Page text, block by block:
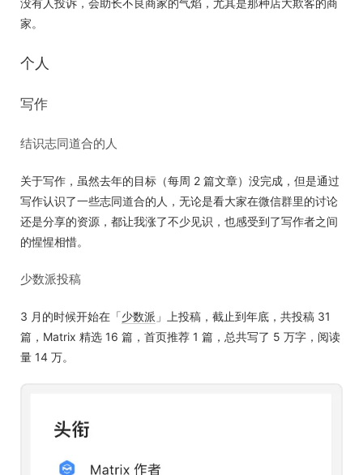
家。
个人
写作
结识志同道合的人
关于写作，虽然去年的目标（每周 2 篇文章）没完成，但是通过
写作认识了一些志同道合的人，无论是看大家在微信群里的讨论
还是分享的资源，都让我涨了不少见识，也感受到了写作者之间
的惺惺相惜。
少数派投稿
3 月的时候开始在「少数派 」上投稿，截止到年底，共投稿 31
篇，Matrix 精选 16 篇，首页推荐 1 篇，总共写了 5 万字，阅读
量 14 万。